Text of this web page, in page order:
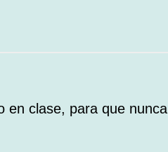
clase, para que